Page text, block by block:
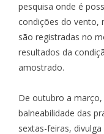
pesquisa onde é
condições do vento,
são registradas no
resultados da
amostrado.
De outubro a
balneabilidade das
sextas-feiras, divulga